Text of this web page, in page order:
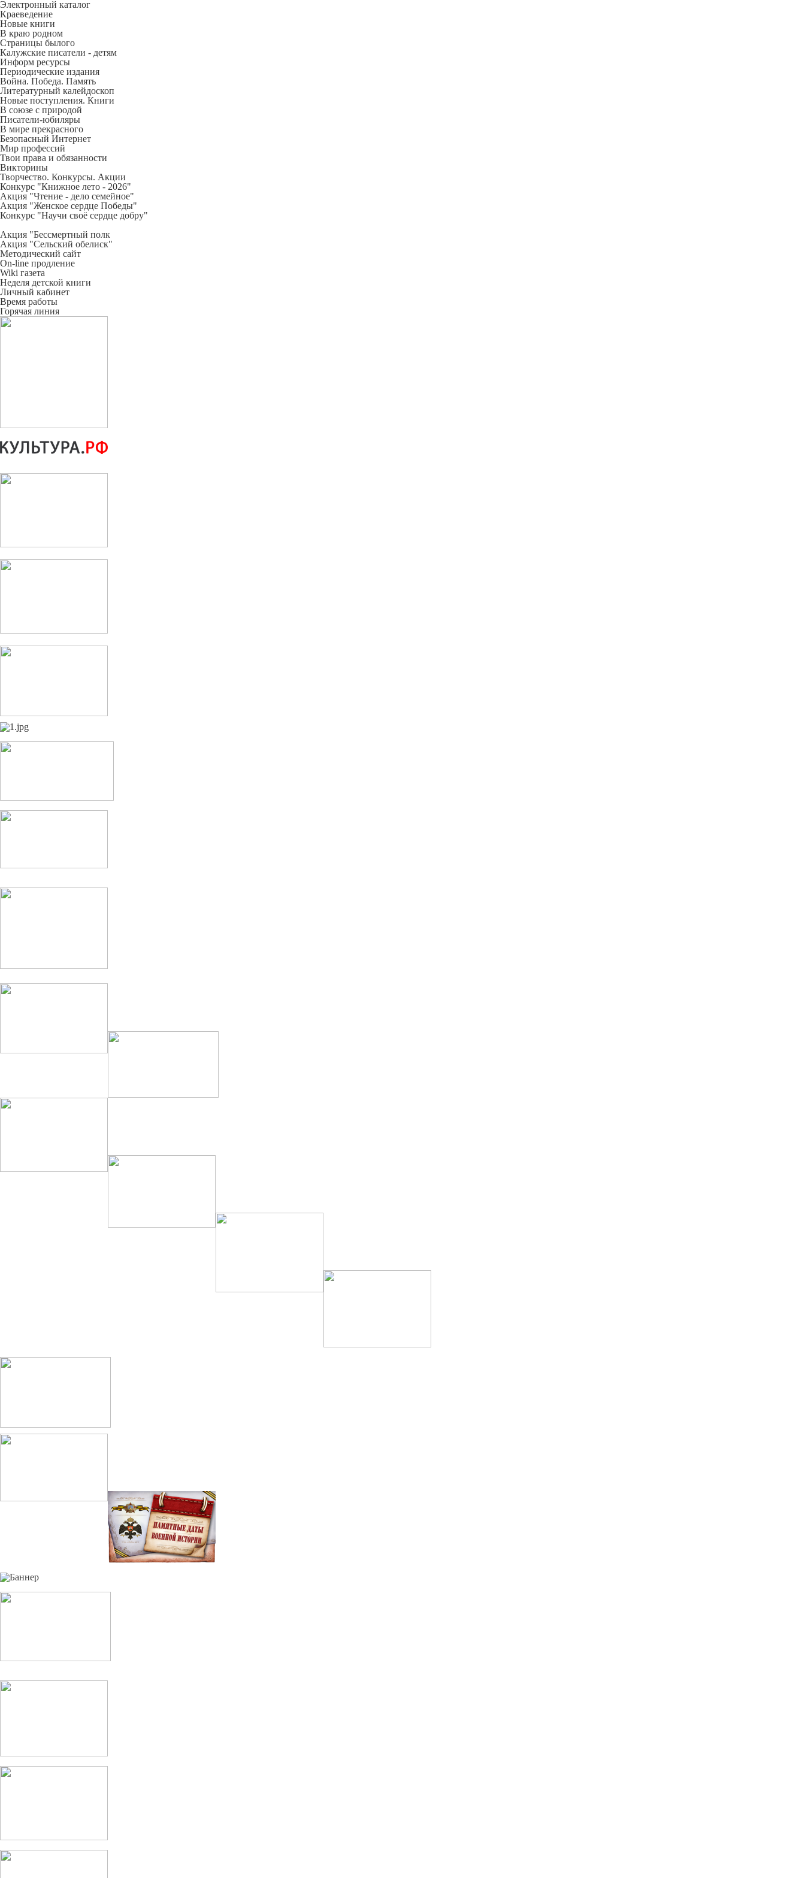
Электронный каталог
Краеведение
Новые книги
В краю родном
Страницы былого
Калужские писатели - детям
Информ ресурсы
Периодические издания
Война. Победа. Память
Литературный калейдоскоп
Новые поступления. Книги
В союзе с природой
Писатели-юбиляры
В мире прекрасного
Безопасный Интернет
Мир профессий
Твои права и обязанности
Викторины
Творчество. Конкурсы. Акции
Конкурс "Книжное лето - 2026"
Акция "Чтение - дело семейное"
Акция "Женское сердце Победы"
Конкурс "Научи своё сердце добру"
Акция "Бессмертный полк
Акция "Сельский обелиск"
Методический сайт
On-line продление
Wiki газета
Неделя детской книги
Личный кабинет
Время работы
Горячая линия